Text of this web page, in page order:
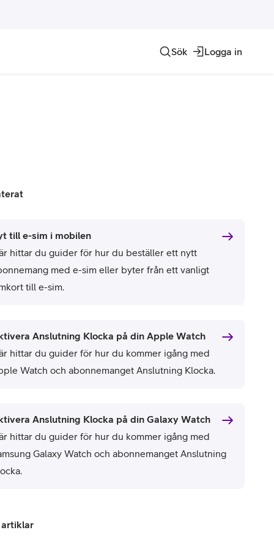
Sök Logga in
till e-sim i mobilen
hittar du guider för hur du beställer ett nytt
med e-sim eller byter från ett vanligt
till e-sim.
Anslutning Klocka på din Apple Watch
hittar du guider för hur du kommer igång med
Watch och abonnemanget Anslutning Klocka.
Anslutning Klocka på din Galaxy Watch
hittar du guider för hur du kommer igång med
Galaxy Watch och abonnemanget Anslutning
artiklar